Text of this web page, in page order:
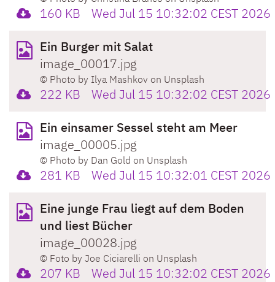
160 KB
Wed Jul 15 10:32:02 CEST 2026
Ein Burger mit Salat
image_00017.jpg
© Photo by Ilya Mashkov on Unsplash
222 KB
Wed Jul 15 10:32:02 CEST 2026
Ein einsamer Sessel steht am Meer
image_00005.jpg
© Photo by Dan Gold on Unsplash
281 KB
Wed Jul 15 10:32:01 CEST 2026
Eine junge Frau liegt auf dem Boden
und liest Bücher
image_00028.jpg
© Foto by Joe Ciciarelli on Unsplash
207 KB
Wed Jul 15 10:32:02 CEST 2026